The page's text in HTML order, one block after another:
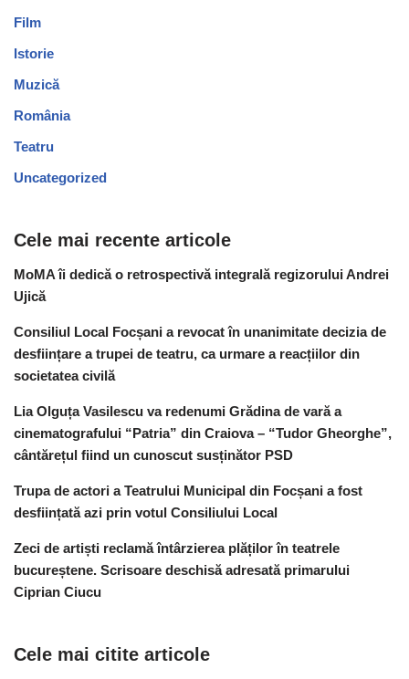
Film
Istorie
Muzică
România
Teatru
Uncategorized
Cele mai recente articole
MoMA îi dedică o retrospectivă integrală regizorului Andrei
Ujică
Consiliul Local Focșani a revocat în unanimitate decizia de
desființare a trupei de teatru, ca urmare a reacțiilor din
societatea civilă
Lia Olguța Vasilescu va redenumi Grădina de vară a
cinematografului “Patria” din Craiova – “Tudor Gheorghe”,
cântărețul fiind un cunoscut susținător PSD
Trupa de actori a Teatrului Municipal din Focșani a fost
desființată azi prin votul Consiliului Local
Zeci de artiști reclamă întârzierea plăților în teatrele
bucureștene. Scrisoare deschisă adresată primarului
Ciprian Ciucu
Cele mai citite articole